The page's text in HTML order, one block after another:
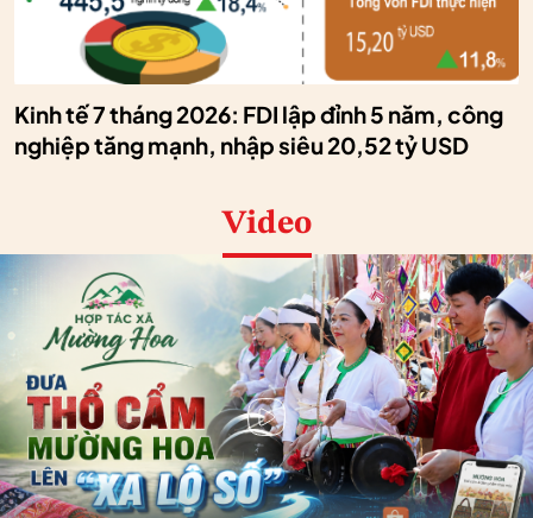
Kinh tế 7 tháng 2026: FDI lập đỉnh 5 năm, công
nghiệp tăng mạnh, nhập siêu 20,52 tỷ USD
Video